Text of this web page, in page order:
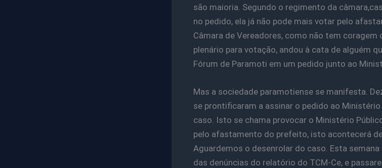
são maioria. Segundo o regimento da
no pedido, ela já não pode mais votar pelo
Câmara de Vereadores, como não tem coragem
plenário para votação, andou à cata de alguém
Fórum de Paramoti em um pedido junto ao
Mas a sociedade paramotiense se manifesta.
se prontificaram a assinar o pedido ao
caso. Isto se chama provocar o Ministério
pelo afastamento do prefeito, isto acontecerá
Aguardemos o desenrolar do caso. Esta
das denúncias do relatório do TCM-Ce, e